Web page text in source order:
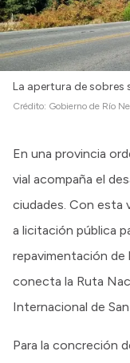
La apertura de sobres
Crédito: Gobierno de Río
En una provincia
vial acompaña el
ciudades. Con esta
a licitación pública
repavimentación de
conecta la Ruta
Internacional de
Para la concreción